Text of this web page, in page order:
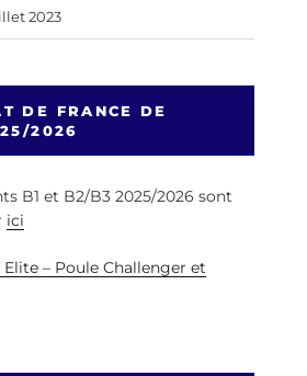
2023
DE FRANCE DE
2026
B1 et B2/B3 2025/2026 sont
ici
Elite – Poule Challenger et